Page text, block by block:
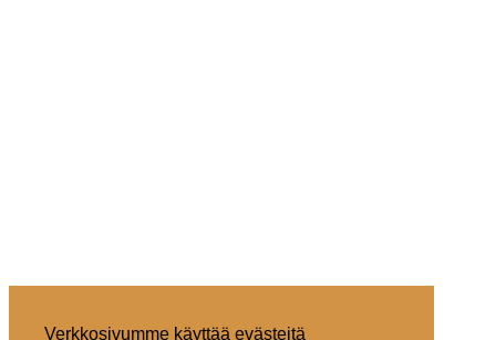
Verkkosivumme käyttää evästeitä